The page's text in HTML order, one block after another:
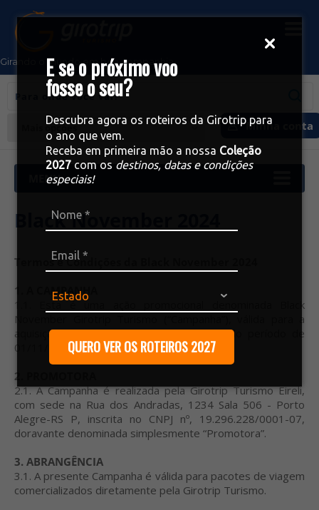
E se o próximo voo
fosse o seu?
Descubra agora os roteiros da Girotrip para
o ano que vem.
Receba em primeira mão a nossa Coleção
2027 com os destinos, datas e condições
especiais!
QUERO VER OS ROTEIROS 2027
Girando o mundo em boa companhia
Minha conta
Mais opções
Black November 2024
Termos e Condições da Black November 2024
1. A CAMPANHA
1.1. Esta é uma ação promocional denominada Black
November Girotrip Turismo (“Campanha”), válida para a
aquisição de pacotes de viagem dentro do período de
01/11/2024, 0h01 a 30/11/2024, às 23h59.
2. PROMOTORA
2.1. A Campanha é realizada pela Girotrip Turismo Eireli,
com sede na Rua dos Andradas, 1234 Sala 506 - Porto
Alegre-RS P, inscrita no CNPJ nº, 19.296.228/0001-07,
doravante denominada simplesmente “Promotora”.
3. ABRANGÊNCIA
3.1. A presente Campanha é válida para pacotes de viagem
comercializados diretamente pela Girotrip Turismo.